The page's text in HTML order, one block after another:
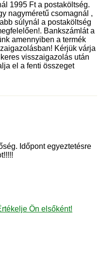
1995 Ft a postaköltség.
nagyméretű csomagnál ,
súlynál a postaköltség
Bankszámlát a
amennyiben a termék
Kérjük várja
visszaigazolás után
el a fenti összeget
Időpont egyeztetésre
Ön elsőként!